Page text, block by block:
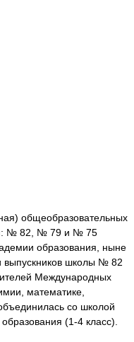
общеобразовательных
№ 82, № 79 и № 75
образования, ныне
выпускников школы № 82
Международных
математике,
со школой
(1-4 класс).